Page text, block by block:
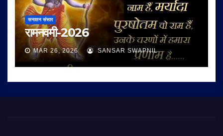
सनातन संसार
रामनवमी-2026
MAR 26, 2026 SANSAR SWAPNIL